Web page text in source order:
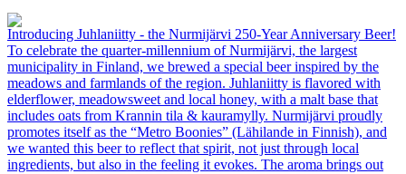
Introducing Juhlaniitty - the Nurmijärvi 250-Year Anniversary Beer!
To celebrate the quarter-millennium of Nurmijärvi, the largest
municipality in Finland, we brewed a special beer inspired by the
meadows and farmlands of the region. Juhlaniitty is flavored with
elderflower, meadowsweet and local honey, with a malt base that
includes oats from Krannin tila & kauramylly. Nurmijärvi proudly
promotes itself as the “Metro Boonies” (Lähilande in Finnish), and
we wanted this beer to reflect that spirit, not just through local
ingredients, but also in the feeling it evokes. The aroma brings out